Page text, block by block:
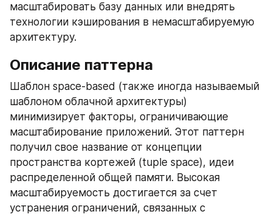
масштабировать базу данных или внедрять
технологии кэширования в немасштабируемую
архитектуру.
Описание паттерна
Шаблон space-based (также иногда называемый
шаблоном облачной архитектуры)
минимизирует факторы, ограничивающие
масштабирование приложений. Этот паттерн
получил свое название от концепции
пространства кортежей (tuple space), идеи
распределенной общей памяти. Высокая
масштабируемость достигается за счет
устранения ограничений, связанных с